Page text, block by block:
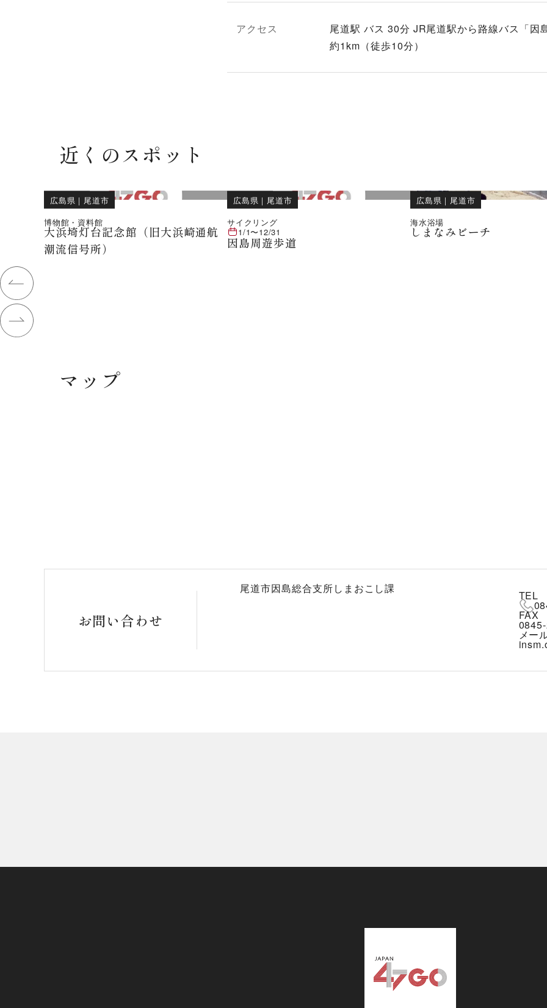
アクセス
尾道駅 バス 30分 JR尾道駅から路線バス「
約1km（徒歩10分）
近くのスポット
広島県 ｜ 尾道市
博物館・資料館
大浜埼灯台記念館（旧大浜崎通航
潮流信号所）
広島県 ｜ 尾道市
サイクリング
1/1〜12/31
因島周遊歩道
広島県 ｜ 尾道市
海水浴場
しまなみビーチ
マップ
お問い合わせ
尾道市因島総合支所しまおこし課
TEL
FAX
メー